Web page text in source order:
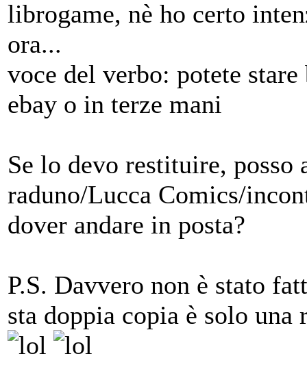
librogame, nè ho certo
ora...
voce del verbo: potete
ebay o in terze mani
Se lo devo restituire, posso
raduno/Lucca Comics/
dover andare in posta?
P.S. Davvero non è stato
sta doppia copia è solo